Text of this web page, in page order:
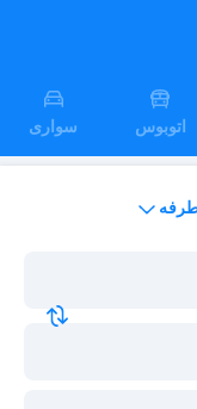
اتوبوس سواری